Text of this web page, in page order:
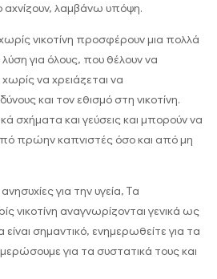
αχνίζουν, λαμβάνω υπόψη.
νικοτίνη προσφέρουν μια πολλά
για όλους, που θέλουν να
να χρειάζεται να
και τον εθισμό στη νικοτίνη.
σχήματα και γεύσεις και μπορούν να
πρώην καπνιστές όσο και από μη
για την υγεία, Τα
νικοτίνη αναγνωρίζονται γενικά ως
σημαντικό, ενημερωθείτε για τα
για τα συστατικά τους και